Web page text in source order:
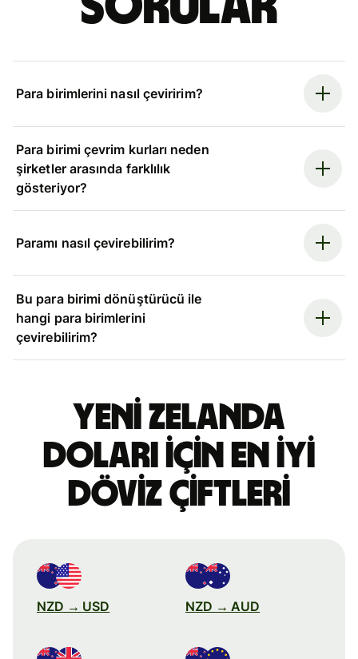
Para birimlerini nasıl çeviririm?
Para birimi çevrim kurları neden
şirketler arasında farklılık
gösteriyor?
Paramı nasıl çevirebilirim?
Bu para birimi dönüştürücü ile
hangi para birimlerini
çevirebilirim?
Yeni Zelanda
doları için en iyi
döviz çiftleri
NZD → USD NZD → AUD